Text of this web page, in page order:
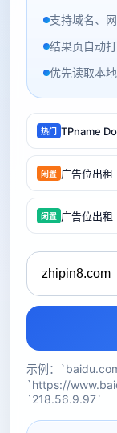
支持域名、
结果页自动
优先读取本
热门 TPname
闲置 广告位出租
闲置 广告位出租
示例：
`https://
`218.56.9.97`